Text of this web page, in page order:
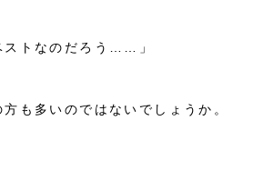
ストなのだろう……」
も多いのではないでしょうか。